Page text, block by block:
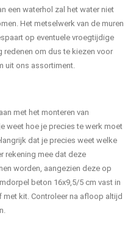
een waterhol zal het water niet
Het metselwerk van de muren
op eventuele vroegtijdige
redenen om dus te kiezen voor
uit ons assortiment.
met het monteren van
weet hoe je precies te werk moet
dat je precies weet welke
rekening mee dat deze
worden, aangezien deze op
beton 16x9,5/5 cm vast in
kit. Controleer na afloop altijd